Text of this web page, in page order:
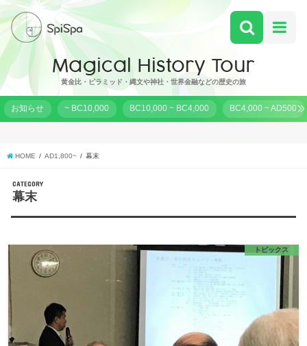
黄金比・ピラミッド・縄文や神社・世界金融などの歴史の旅
お知らせ ~ BC10,000 BC10,000 ~ BC4,000 BC4,000 ~ AD500
HOME AD1,800~ 幕末
CATEGORY
幕末
トピックス